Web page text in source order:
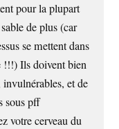
pour la plupart
de plus (car
se mettent dans
!!!) Ils doivent bien
et de
sous pff
votre cerveau du